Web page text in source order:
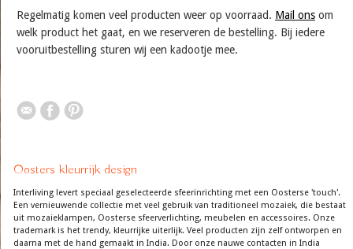
Regelmatig komen veel producten weer op voorraad. Mail ons om
welk product het gaat, en we reserveren de bestelling. Bij iedere
vooruitbestelling sturen wij een kadootje mee.
Oosters kleurrijk design
Interliving levert speciaal geselecteerde sfeerinrichting met een Oosterse 'touch'.
Een vernieuwende collectie met veel gebruik van traditioneel mozaiek, die bestaat
uit mozaieklampen, Oosterse sfeerverlichting, meubelen en accessoires. Onze
trademark is het trendy, kleurrijke uiterlijk. Veel producten zijn zelf ontworpen en
daarna met de hand gemaakt in India. Door onze nauwe contacten in India